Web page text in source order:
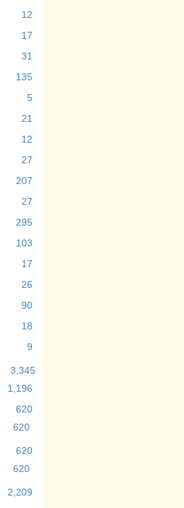
12
17
31
135
5
21
12
27
207
27
295
103
17
26
90
18
9
3,345
1,196
620
620
620
620
2,209